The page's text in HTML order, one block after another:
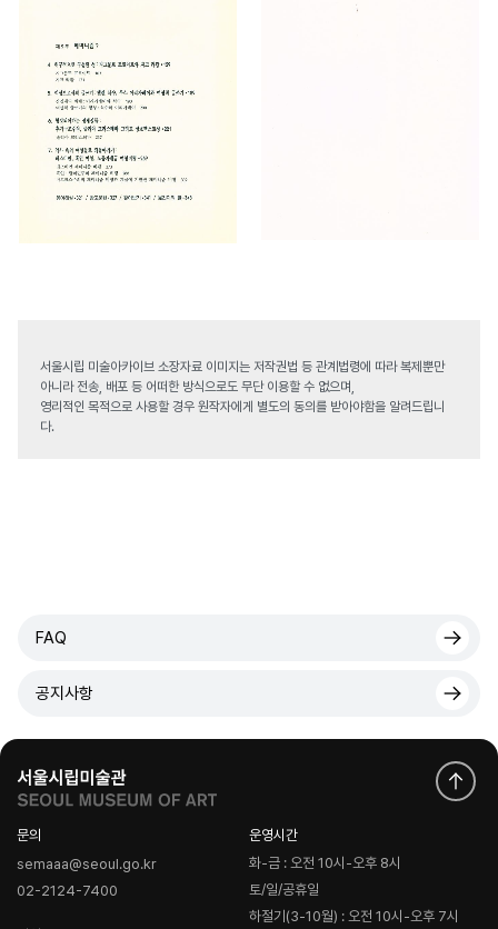
서울시립 미술아카이브 소장자료 이미지는 저작권법 등 관계법령에 따라 복제뿐만
아니라 전송, 배포 등 어떠한 방식으로도 무단 이용할 수 없으며,
영리적인 목적으로 사용할 경우 원작자에게 별도의 동의를 받아야함을 알려드립니
다.
FAQ
공지사항
문의
semaaa@seoul.go.kr
02-2124-7400
운영시간
화-금 : 오전 10시-오후 8시
토/일/공휴일
하절기(3-10월) : 오전 10시-오후 7시